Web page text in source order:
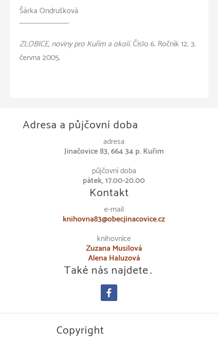
Šárka Ondrušková
ZLOBICE, noviny pro Kuřim a okolí.Číslo 6. Ročník 12. 3.
června 2005.
Adresa a půjčovní doba
adresa
Jinačovice 83, 664 34 p. Kuřim
půjčovní doba
pátek, 17.00-20.00
Kontakt
e-mail
knihovna83@obecjinacovice.cz
knihovnice
Zuzana Musilová
Alena Haluzová
Také nás najdete…
facebook
Copyright